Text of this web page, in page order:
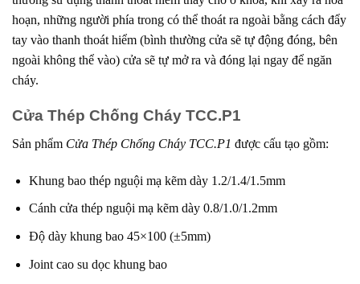
hoạn, những người phía trong có thể thoát ra ngoài bằng cách đẩy
tay vào thanh thoát hiểm (bình thường cửa sẽ tự động đóng, bên
ngoài không thể vào) cửa sẽ tự mở ra và đóng lại ngay để ngăn
cháy.
Cửa Thép Chống Cháy TCC.P1
Sản phẩm Cửa Thép Chống Cháy TCC.P1 được cấu tạo gồm:
Khung bao thép nguội mạ kẽm dày 1.2/1.4/1.5mm
Cánh cửa thép nguội mạ kẽm dày 0.8/1.0/1.2mm
Độ dày khung bao 45×100 (±5mm)
Joint cao su dọc khung bao